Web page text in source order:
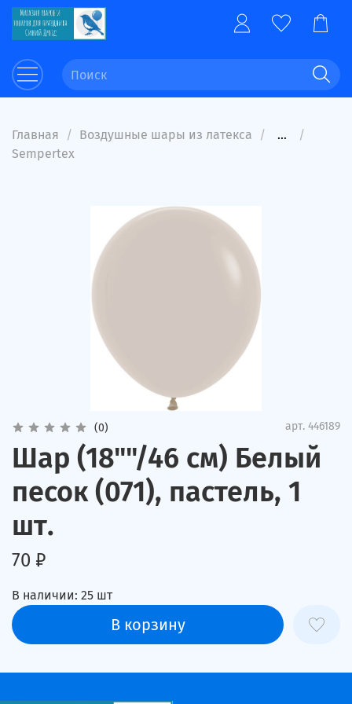
Главная Воздушные шары из латекса
...
Sempertex
(0) арт. 446189
Шар (18""/46 см) Белый
песок (071), пастель, 1
шт.
70 ₽
В наличии: 25 шт
В корзину